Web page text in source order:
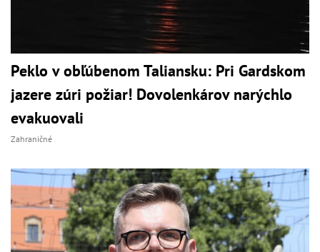
Peklo v obľúbenom Taliansku: Pri Gardskom
jazere zúri požiar! Dovolenkárov narýchlo
evakuovali
Zahraničné